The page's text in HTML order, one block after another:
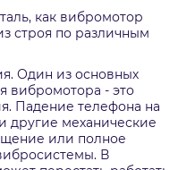
как вибромотор
строя по различным
Один из основных
вибромотора - это
Падение телефона на
другие механические
или полное
В